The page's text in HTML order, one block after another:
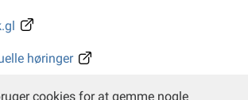
høringer
cookies for at gemme nogle